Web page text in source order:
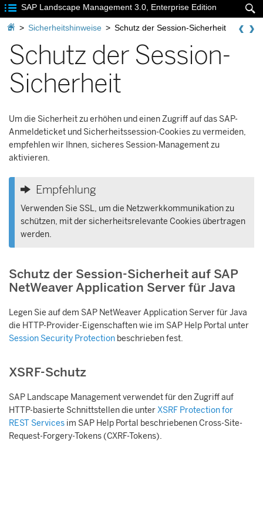

 SAP Landscape Management 3.0, Enterprise Edition
 > Sicherheitshinweise > Schutz der Session-Sicherheit
Schutz der Session-
Sicherheit
Um die Sicherheit zu erhöhen und einen Zugriff auf das SAP-
Anmeldeticket und Sicherheitssession-Cookies zu vermeiden,
empfehlen wir Ihnen, sicheres Session-Management zu
aktivieren.
Empfehlung
Verwenden Sie SSL, um die Netzwerkkommunikation zu
schützen, mit der sicherheitsrelevante Cookies übertragen
werden.
Schutz der Session-Sicherheit auf SAP
NetWeaver Application Server für Java
Legen Sie auf dem SAP NetWeaver Application Server für Java
die HTTP-Provider-Eigenschaften wie im SAP Help Portal unter
Session Security Protection beschrieben fest.
XSRF-Schutz
SAP Landscape Managementverwendet für den Zugriff auf
HTTP-basierte Schnittstellen die unterXSRF Protection for
REST Services im SAP Help Portal beschriebenen Cross-Site-
Request-Forgery-Tokens (CXRF-Tokens).